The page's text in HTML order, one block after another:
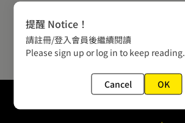
提醒 Notice！
請註冊/登入會員後繼續閱讀
Please sign up or log in to keep reading.
Cancel OK